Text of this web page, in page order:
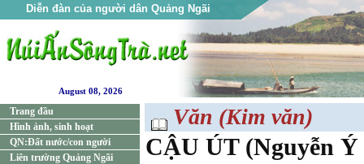
Diễn đàn của người dân Quảng Ngãi
August 08, 2026
Trang đầu
Hình ảnh, sinh hoạt
QN:Đất nước/con người
Liên trường Quảng Ngãi
Văn (Kim văn)
CẬU ÚT (Nguyễn